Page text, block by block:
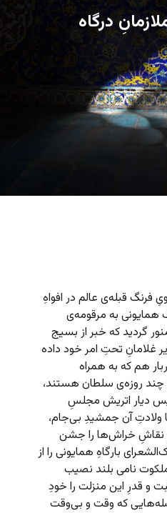
درگاه
فرنگ قبله‌ی عالم در افواهِ
همایونی به مرقومه‌ی
گردید که خبر از بسیج
غلامانِ تحتِ امر خود داده
هم که به همراه
روزه‌ی سلطان هستند،
دیار اتریش مجلسِ
ولادتِ آن جمشیدِ بی‌جام،
نقاشِ خراش‌ها را جشن
بارگاهِ همایونی را از
نامی بلند نصیب
و قدرِ این منزلت را خودِ
صله‌هایی که وقت و بی‌وقت